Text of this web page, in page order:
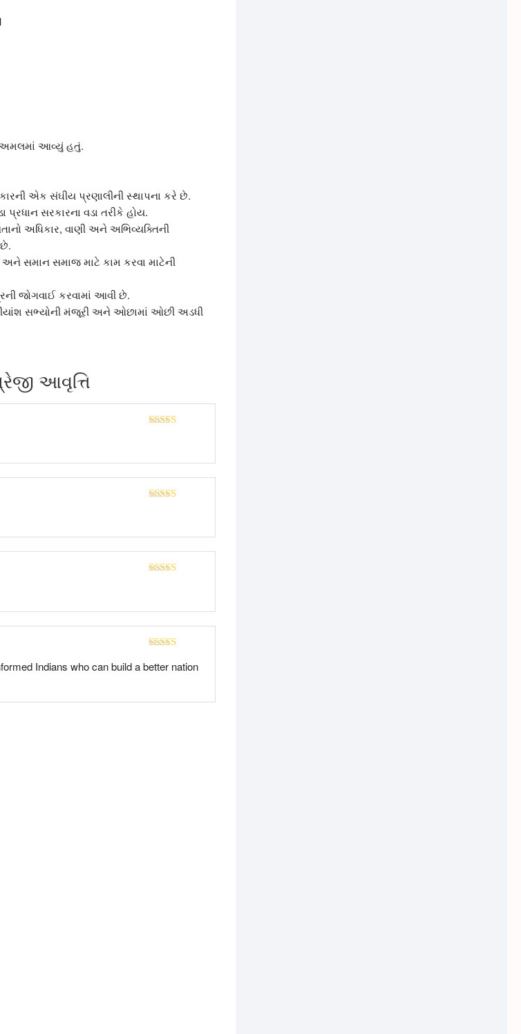
અમલમાં આવ્યું હતું.
એક સંઘીય પ્રણાલીની સ્થાપના કરે છે.
સરકારના વડા તરીકે હોય.
અધિકાર, વાણી અને અભિવ્યક્તિની
અને સમાન સમાજ માટે કામ કરવા માટેની
જોગવાઈ કરવામાં આવી છે.
સભ્યોની મંજૂરી અને ઓછામાં ઓછી અડધી
આવૃત્તિ
of 5
Indians who can build a better nation